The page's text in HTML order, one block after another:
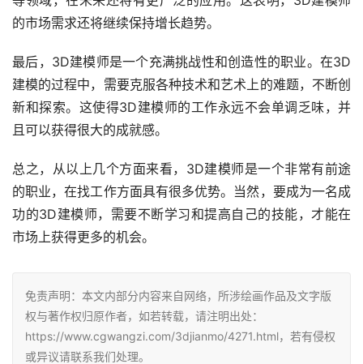
的市场需求还将继续保持增长趋势。
最后，3D建模师是一个充满挑战性和创造性的职业。在3D
建模的过程中，需要克服各种技术和艺术上的难题，不断创
新和探索。这使得3D建模师的工作永远不会单调乏味，并
且可以获得很大的成就感。
总之，从以上几个方面来看，3D建模师是一个非常有前途
的职业，在找工作方面具有很多优势。当然，要成为一名成
功的3D建模师，需要不断学习和提高自己的技能，才能在
市场上获得更多的机会。
免责声明：本文内部分内容来自网络，所涉绘画作品及文字版
权与著作权归原作者，如若转载，请注明出处：
https://www.cgwangzi.com/3djianmo/4271.html，若有侵权
或异议请联系我们处理。